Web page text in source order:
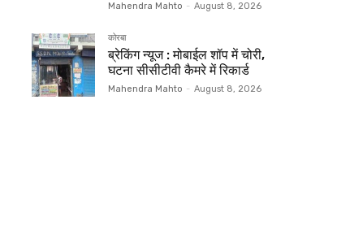
Mahendra Mahto - August 8, 2026
कोरबा
ब्रेकिंग न्यूज : मोबाईल शॉप में चोरी,
घटना सीसीटीवी कैमरे में रिकार्ड
Mahendra Mahto - August 8, 2026